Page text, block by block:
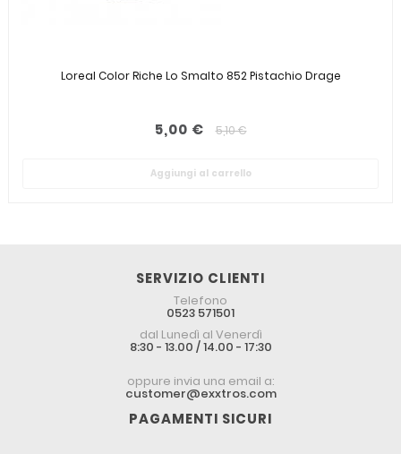
Loreal Color Riche Lo Smalto 852 Pistachio Drage
5,00 € 5,10 €
Aggiungi al carrello
SERVIZIO CLIENTI
Telefono
0523 571501
dal Lunedì al Venerdì
8:30 - 13.00 / 14.00 - 17:30
oppure invia una email a:
customer@exxtros.com
PAGAMENTI SICURI